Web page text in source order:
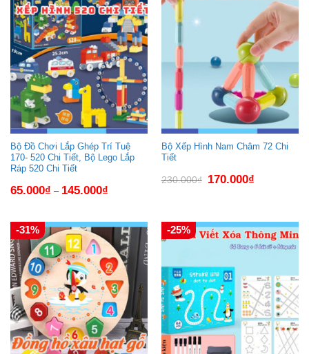
Bộ Đồ Chơi Lắp Ghép Trí Tuệ
170- 520 Chi Tiết, Bộ Lego Lắp
Ráp 520 Chi Tiết
65.000₫ – 145.000₫
Bộ Xếp Hình Nam Châm 72 Chi
Tiết
230.000₫
Giá
gốc
170.000₫Giá
hiện
-31% -25%